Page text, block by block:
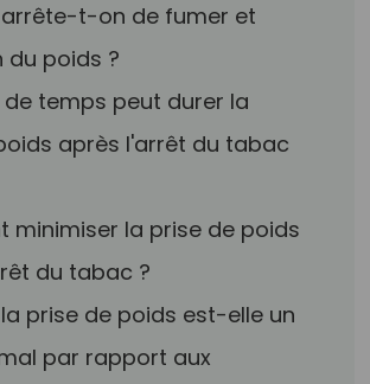
arrête-t-on de fumer et
poids ?
temps peut durer la
après l'arrêt du tabac
minimiser la prise de poids
du tabac ?
prise de poids est-elle un
par rapport aux